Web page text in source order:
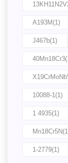
A193M(1)
J467b(1)
10088-1(1)
1 4935(1)
1-2779(1)